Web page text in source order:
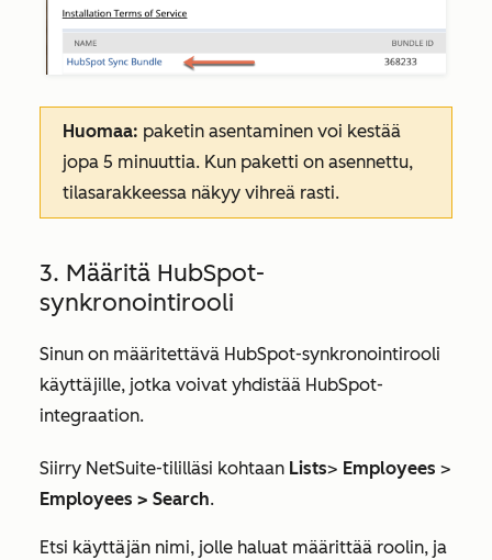
Huomaa: paketin asentaminen voi kestää
jopa 5 minuuttia. Kun paketti on asennettu,
tilasarakkeessa näkyy vihreä rasti.
3. Määritä HubSpot-
synkronointirooli
Sinun on määritettävä HubSpot-synkronointirooli
käyttäjille, jotka voivat yhdistää HubSpot-
integraation.
Siirry NetSuite-tililläsi kohtaan Lists> Employees >
Employees > Search.
Etsi käyttäjän nimi, jolle haluat määrittää roolin, ja